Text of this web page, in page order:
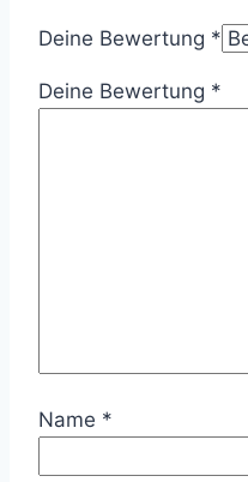
Deine Bewertung *
Deine Bewertung *
Name *